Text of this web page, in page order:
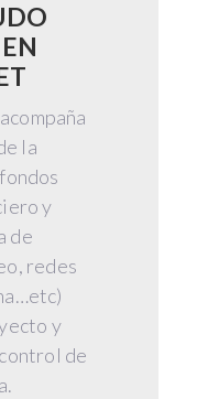
la
y
de
redes
y
de